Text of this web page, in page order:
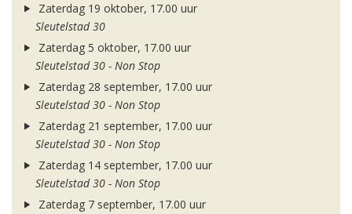
Zaterdag 19 oktober, 17.00 uur
Sleutelstad 30
Zaterdag 5 oktober, 17.00 uur
Sleutelstad 30 - Non Stop
Zaterdag 28 september, 17.00 uur
Sleutelstad 30 - Non Stop
Zaterdag 21 september, 17.00 uur
Sleutelstad 30 - Non Stop
Zaterdag 14 september, 17.00 uur
Sleutelstad 30 - Non Stop
Zaterdag 7 september, 17.00 uur